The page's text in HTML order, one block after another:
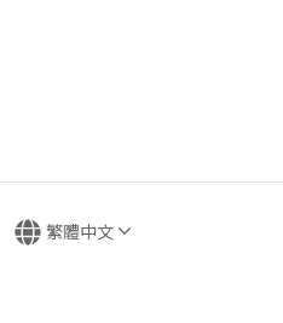
繁體中文